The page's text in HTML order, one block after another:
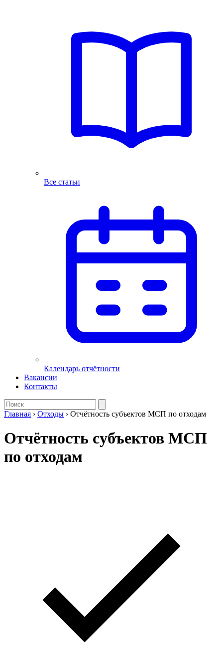
Все статьи
Календарь отчётности
Вакансии
Контакты
Главная › Отходы › Отчётность субъектов МСП по отходам
Отчётность субъектов МСП
по отходам